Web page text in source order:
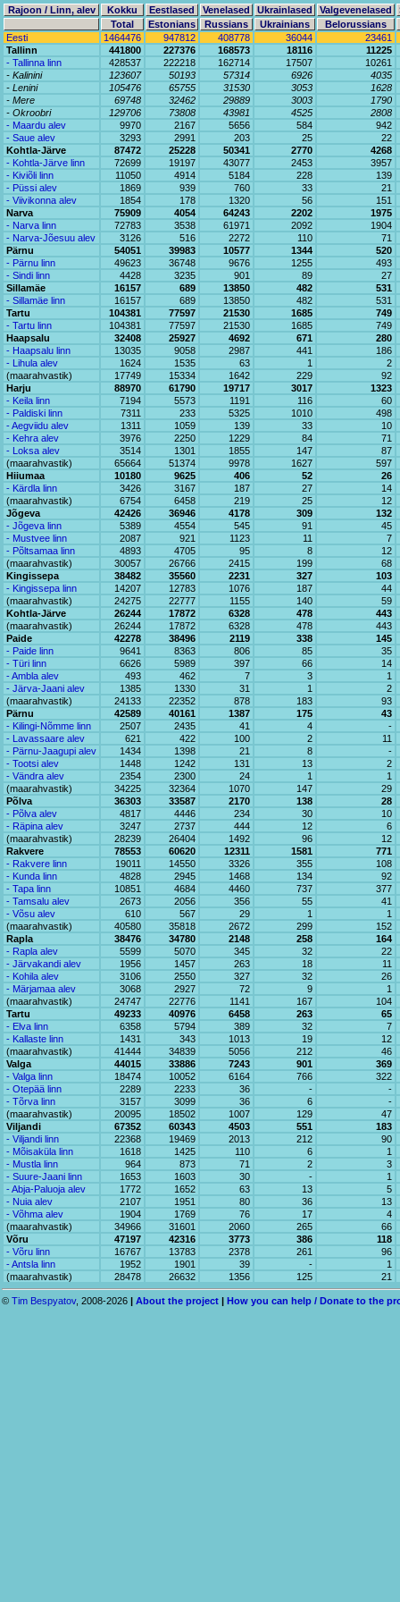
Rajoon / Linn, alev Kokku Eestlased Venelased Ukrainlased Valgevenelased
Total
Estonians Russians Ukrainians
Belorussians
Eesti
1464476 947812 408778 36044
23461
Tallinn
441800 227376 168573 18116
11225
- Tallinna linn
428537 222218 162714 17507
10261
- Kalinini
123607 50193 57314 6926
4035
- Lenini
105476 65755 31530 3053
1628
- Mere
69748 32462 29889 3003
1790
- Okroobri
129706 73808 43981 4525
2808
- Maardu alev
9970 2167 5656 584
942
- Saue alev
3293 2991 203 25
22
Kohtla-Järve
87472 25228 50341 2770
4268
- Kohtla-Järve linn
72699 19197 43077 2453
3957
- Kiviõli linn
11050 4914 5184 228
139
- Püssi alev
1869 939 760 33
21
- Viivikonna alev
1854 178 1320 56
151
Narva
75909 4054 64243 2202
1975
- Narva linn
72783 3538 61971 2092
1904
- Narva-Jõesuu alev
3126 516 2272 110
71
Pärnu
54051 39983 10577 1344
520
- Pärnu linn
49623 36748 9676 1255
493
- Sindi linn
4428 3235 901 89
27
Sillamäe
16157 689 13850 482
531
- Sillamäe linn
16157 689 13850 482
531
Tartu
104381 77597 21530 1685
749
- Tartu linn
104381 77597 21530 1685
749
Haapsalu
32408 25927 4692 671
280
- Haapsalu linn
13035 9058 2987 441
186
- Lihula alev
1624 1535 63 1
2
(maarahvastik)
17749 15334 1642 229
92
Harju
88970 61790 19717 3017
1323
- Keila linn
7194 5573 1191 116
60
- Paldiski linn
7311 233 5325 1010
498
- Aegviidu alev
1311 1059 139 33
10
- Kehra alev
3976 2250 1229 84
71
- Loksa alev
3514 1301 1855 147
87
(maarahvastik)
65664 51374 9978 1627
597
Hiiumaa
10180 9625 406 52
26
- Kärdla linn
3426 3167 187 27
14
(maarahvastik)
6754 6458 219 25
12
Jõgeva
42426 36946 4178 309
132
- Jõgeva linn
5389 4554 545 91
45
- Mustvee linn
2087 921 1123 11
7
- Põltsamaa linn
4893 4705 95 8
12
(maarahvastik)
30057 26766 2415 199
68
Kingissepa
38482 35560 2231 327
103
- Kingissepa linn
14207 12783 1076 187
44
(maarahvastik)
24275 22777 1155 140
59
Kohtla-Järve
26244 17872 6328 478
443
(maarahvastik)
26244 17872 6328 478
443
Paide
42278 38496 2119 338
145
- Paide linn
9641 8363 806 85
35
- Türi linn
6626 5989 397 66
14
- Ambla alev
493 462 7 3
1
- Järva-Jaani alev
1385 1330 31 1
2
(maarahvastik)
24133 22352 878 183
93
Pärnu
42589 40161 1387 175
43
- Kilingi-Nõmme linn
2507 2435 41 4
-
- Lavassaare alev
621 422 100 2
11
- Pärnu-Jaagupi alev
1434 1398 21 8
-
- Tootsi alev
1448 1242 131 13
2
- Vändra alev
2354 2300 24 1
1
(maarahvastik)
34225 32364 1070 147
29
Põlva
36303 33587 2170 138
28
- Põlva alev
4817 4446 234 30
10
- Räpina alev
3247 2737 444 12
6
(maarahvastik)
28239 26404 1492 96
12
Rakvere
78553 60620 12311 1581
771
- Rakvere linn
19011 14550 3326 355
108
- Kunda linn
4828 2945 1468 134
92
- Tapa linn
10851 4684 4460 737
377
- Tamsalu alev
2673 2056 356 55
41
- Võsu alev
610 567 29 1
1
(maarahvastik)
40580 35818 2672 299
152
Rapla
38476 34780 2148 258
164
- Rapla alev
5599 5070 345 32
22
- Järvakandi alev
1956 1457 263 18
11
- Kohila alev
3106 2550 327 32
26
- Märjamaa alev
3068 2927 72 9
1
(maarahvastik)
24747 22776 1141 167
104
Tartu
49233 40976 6458 263
65
- Elva linn
6358 5794 389 32
7
- Kallaste linn
1431 343 1013 19
12
(maarahvastik)
41444 34839 5056 212
46
Valga
44015 33886 7243 901
369
- Valga linn
18474 10052 6164 766
322
- Otepää linn
2289 2233 36 -
-
- Tõrva linn
3157 3099 36 6
-
(maarahvastik)
20095 18502 1007 129
47
Viljandi
67352 60343 4503 551
183
- Viljandi linn
22368 19469 2013 212
90
- Mõisaküla linn
1618 1425 110 6
1
- Mustla linn
964 873 71 2
3
- Suure-Jaani linn
1653 1603 30 -
1
- Abja-Paluoja alev
1772 1652 63 13
5
- Nuia alev
2107 1951 80 36
13
- Võhma alev
1904 1769 76 17
4
(maarahvastik)
34966 31601 2060 265
66
Võru
47197 42316 3773 386
118
- Võru linn
16767 13783 2378 261
96
- Antsla linn
1952 1901 39 -
1
(maarahvastik)
28478 26632 1356 125 21
© Tim Bespyatov, 2008-2026 | About the project | How you can help / Donate to the